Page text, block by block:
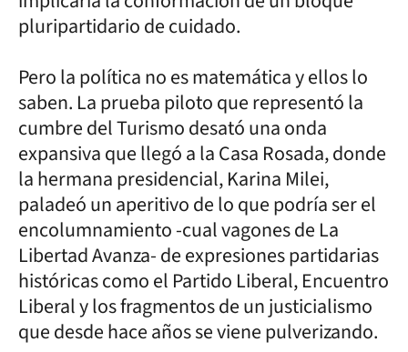
pluripartidario de cuidado.
Pero la política no es matemática y ellos lo
saben. La prueba piloto que representó la
cumbre del Turismo desató una onda
expansiva que llegó a la Casa Rosada, donde
la hermana presidencial, Karina Milei,
paladeó un aperitivo de lo que podría ser el
encolumnamiento -cual vagones de La
Libertad Avanza- de expresiones partidarias
históricas como el Partido Liberal, Encuentro
Liberal y los fragmentos de un justicialismo
que desde hace años se viene pulverizando.